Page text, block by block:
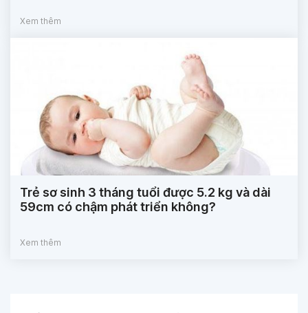
Xem thêm
Trẻ sơ sinh 3 tháng tuổi được 5.2 kg và dài
59cm có chậm phát triển không?
Xem thêm